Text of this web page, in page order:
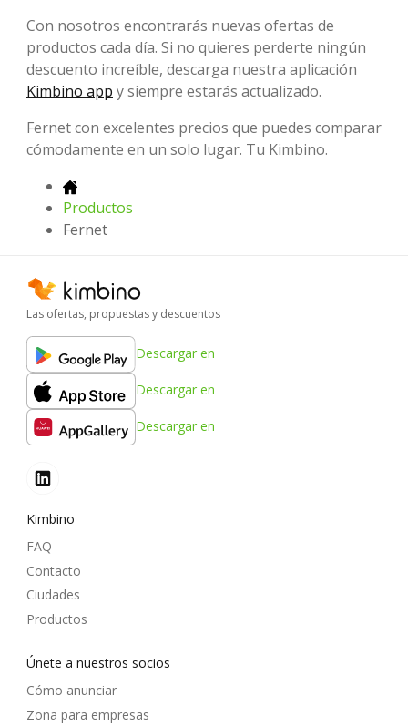
Con nosotros encontrarás nuevas ofertas de
productos cada día. Si no quieres perderte ningún
descuento increíble, descarga nuestra aplicación
Kimbino app y siempre estarás actualizado.
Fernet con excelentes precios que puedes comparar
cómodamente en un solo lugar. Tu Kimbino.
Productos
Fernet
Las ofertas, propuestas y descuentos
Descargar en
Descargar en
Descargar en
Kimbino
FAQ
Contacto
Ciudades
Productos
Únete a nuestros socios
Cómo anunciar
Zona para empresas